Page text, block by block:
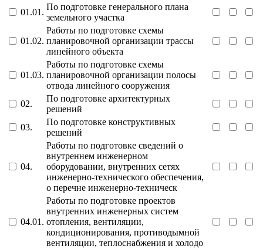
01.01.
По подготовке генерального плана
земельного участка
01.02.
Работы по подготовке схемы
планировочной организации трассы
линейного объекта
01.03.
Работы по подготовке схемы
планировочной организации полосы
отвода линейного сооружения
02.
По подготовке архитектурных
решений
03.
По подготовке конструктивных
решений
04.
Работы по подготовке сведений о
внутреннем инженерном
оборудовании, внутренних сетях
инженерно-технического обеспечения,
о перечне инженерно-техническ
04.01.
Работы по подготовке проектов
внутренних инженерных систем
отопления, вентиляции,
кондиционирования, противодымной
вентиляции, теплоснабжения и холодо